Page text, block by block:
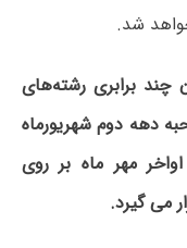
شد.
برابری رشته‌های
دهه دوم شهریورماه
مهر ماه بر روی
می گیرد.